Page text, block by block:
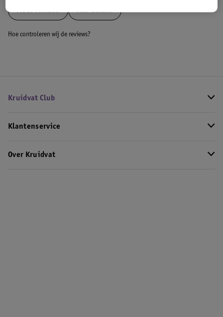
MeerMikasa Alle Ballen
Hoe controleren wij de reviews?
Kruidvat Club
Klantenservice
Over Kruidvat